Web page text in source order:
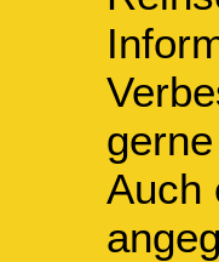
Auch